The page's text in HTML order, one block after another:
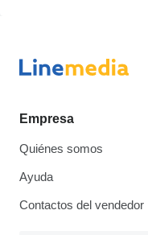
Empresa
Quiénes somos
Ayuda
Contactos del vendedor